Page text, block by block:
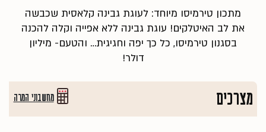
מתכון טירמיסו מיוחד: לעוגת גבינה קלאסית שכבשה
את לב האיטלקים! עוגת גבינה ללא אפייה וקלה להכנה
בסגנון טירמיסו, כל כך יפה וחגיגית… והטעם- מיליון
דולר!
מצרכים מחשבוני המרה